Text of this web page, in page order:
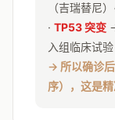
（吉瑞替尼
· TP53 突变
入组临床试
→ 所以确诊
序），这是精